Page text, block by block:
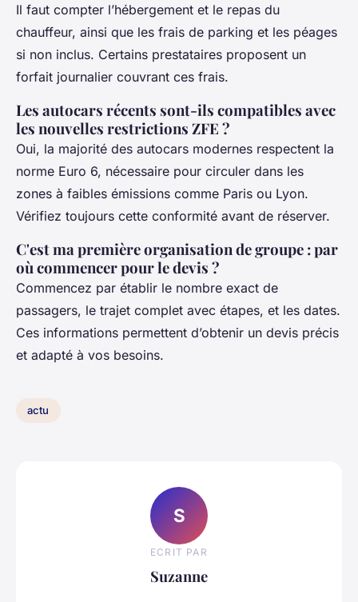
Il faut compter l’hébergement et le repas du
chauffeur, ainsi que les frais de parking et les péages
si non inclus. Certains prestataires proposent un
forfait journalier couvrant ces frais.
Les autocars récents sont-ils compatibles avec
les nouvelles restrictions ZFE ?
Oui, la majorité des autocars modernes respectent la
norme Euro 6, nécessaire pour circuler dans les
zones à faibles émissions comme Paris ou Lyon.
Vérifiez toujours cette conformité avant de réserver.
C'est ma première organisation de groupe : par
où commencer pour le devis ?
Commencez par établir le nombre exact de
passagers, le trajet complet avec étapes, et les dates.
Ces informations permettent d’obtenir un devis précis
et adapté à vos besoins.
actu
S
ECRIT PAR
Suzanne